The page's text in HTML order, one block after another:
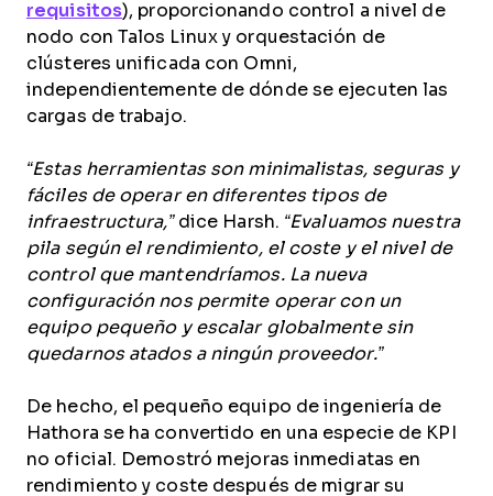
requisitos), proporcionando control a nivel de
nodo con Talos Linux y orquestación de
clústeres unificada con Omni,
independientemente de dónde se ejecuten las
cargas de trabajo.
“Estas herramientas son minimalistas, seguras y
fáciles de operar en diferentes tipos de
infraestructura,” dice Harsh. “Evaluamos nuestra
pila según el rendimiento, el coste y el nivel de
control que mantendríamos. La nueva
configuración nos permite operar con un
equipo pequeño y escalar globalmente sin
quedarnos atados a ningún proveedor.”
De hecho, el pequeño equipo de ingeniería de
Hathora se ha convertido en una especie de KPI
no oficial. Demostró mejoras inmediatas en
rendimiento y coste después de migrar su